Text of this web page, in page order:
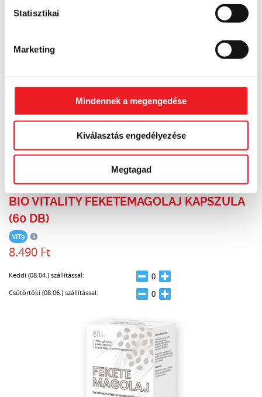
Statisztikai
Marketing
Mindennek a megengedése
Kiválasztás engedélyezése
Megtagad
BIO VITALITY FEKETEMAGOLAJ KAPSZULA
(60 DB)
VIT9
8.490 Ft
Keddi (08.04.) szállítással:
Csütörtöki (08.06.) szállítással: